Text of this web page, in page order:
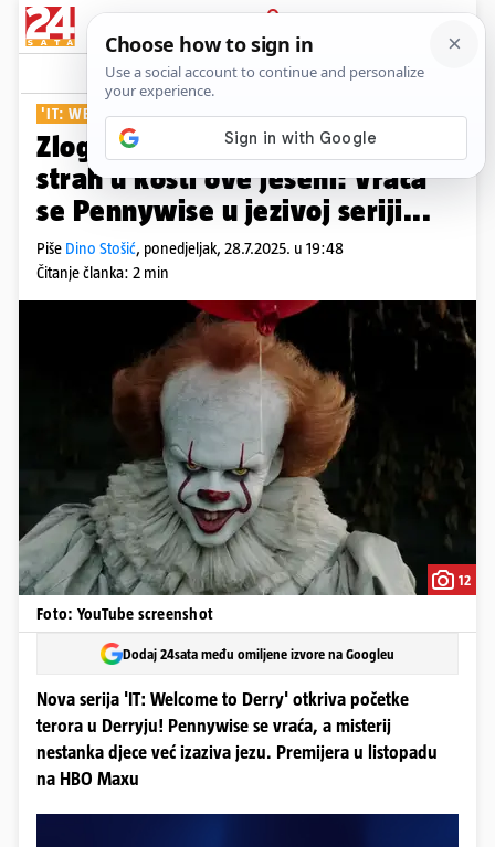
PRIJAVA
Show Komentari
'IT: WELCOME TO DERRY'
Zloglasni klaun utjerat će svima
strah u kosti ove jeseni: Vraća
se Pennywise u jezivoj seriji...
Piše Dino Stošić, ponedjeljak, 28.7.2025. u 19:48
Čitanje članka: 2 min
12
Foto: YouTube screenshot
Dodaj 24sata među omiljene izvore na Googleu
Nova serija 'IT: Welcome to Derry' otkriva početke
terora u Derryju! Pennywise se vraća, a misterij
nestanka djece već izaziva jezu. Premijera u listopadu
na HBO Maxu